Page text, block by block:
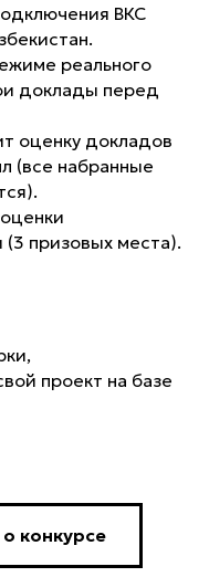
ВКС
реального
доклады перед
оценку докладов
(все набранные
(3 призовых места).
проект на базе
конкурсе